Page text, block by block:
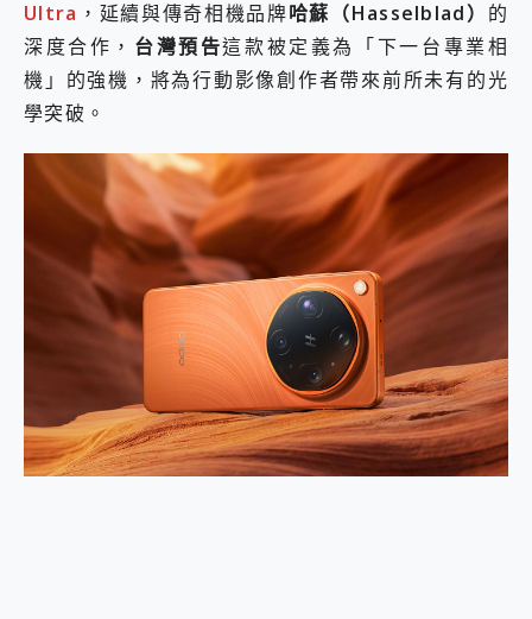
2億 APO蔡司長焦神機降臨~ vivo X200 Pro、vivo X200 就是這麼好拍
EaseUS Vocal Remover 免費線上去聲器一鍵去除人聲 人聲 音樂分離 2024 消除人聲推薦
3 個超值 MHN 飛人工具分享~~ iToolab AnyGo 魔物獵人 Now飛人 ios教學 不出門也可以到處走
Locawhere AnyTo 寶可夢飛人 AnyTo 不出門也可以飛遍全世界
磁碟系統大風吹 有了 磁碟管理程式 EaseUS Partition Master 就是這麼簡單
Xiaomi 14 Ultra 開箱 評測~ 有深度的 Leica 影像旗艦手機! 加碼小旗艦 Xiaomi 14 開箱 評測
MSI Claw 掌機專屬配件包 來囉 完美保護 MSI Claw A1M-026TW 電競掌機
人像旗艦 vivo V30 系列 開箱 評測! 首搭蔡司光學鏡頭、攝影棚級柔光環、拍攝功能最好玩的美拍神機 vivo V30 Pro
多個願望一次滿足 超強散熱 微星 MSI Claw A1M-026TW 電競掌機 開箱 評測
一吸完美對位 擁有超強吸力與超好用的隱磁支架 O-ONE MAG 最會吸的行動電源 開箱 評測
OPPO 哈蘇 300mm 專業增距鏡實測：Find X9 Ultra 光學長焦隨手拍，紀錄生活就是這麼簡單
Motorola edge 70 pro 及 moto g37 power上市，登錄在送飛利浦氣炸鍋
近八千元的 Soundcore Liberty 5 Pro Max，有螢幕的耳機會是智商稅嗎?
ASUS Pad 全面應援 Me Time，加碼愛奇藝黃金雙周卡體驗，專案價最低 NT$0 起
Ultra ，延續與傳奇相機品牌哈蘇（Hasselblad） 的
深度合作， 台灣預告這款被定義為「下一台專業相
機」的強機，將為行動影像創作者帶來前所未有的光
學突破。